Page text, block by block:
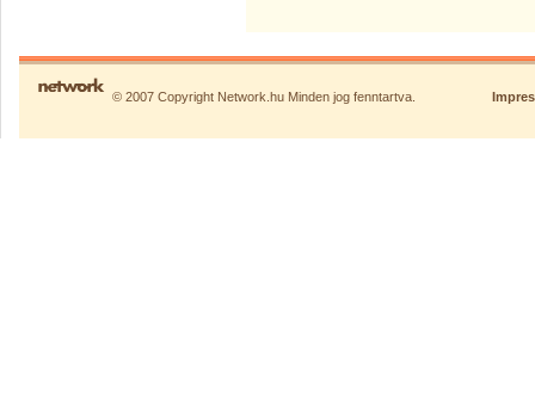
© 2007 Copyright Network.hu Minden jog fenntartva.